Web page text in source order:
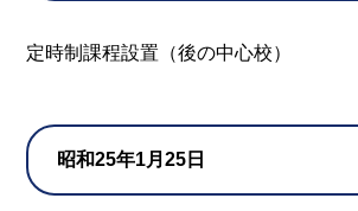
定時制課程設置（後の中心校）
昭和25年1月25日